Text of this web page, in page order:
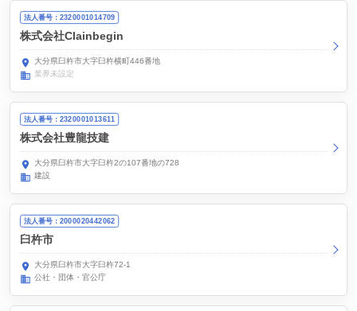
法人番号：2320001014709
株式会社Clainbegin
大分県臼杵市大字臼杵横町446番地
業界未設定
法人番号：2320001013611
株式会社豊龍技建
大分県臼杵市大字臼杵2の107番地の728
建設
法人番号：2000020442062
臼杵市
大分県臼杵市大字臼杵72-1
公社・団体・官公庁